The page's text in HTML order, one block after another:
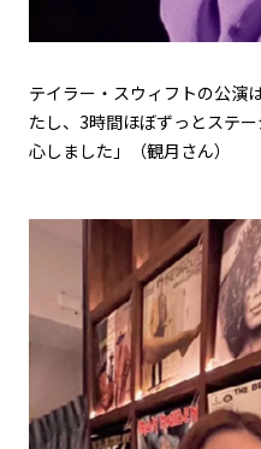
テイラー・スウィフトの公演
たし、3時間ほぼずっとステ
心しました」（観月さん）